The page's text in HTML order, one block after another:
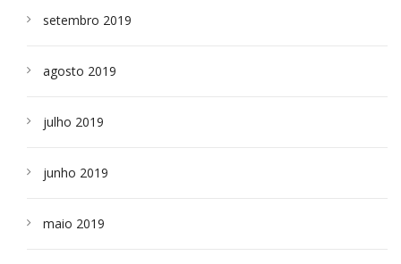
setembro 2019
agosto 2019
julho 2019
junho 2019
maio 2019